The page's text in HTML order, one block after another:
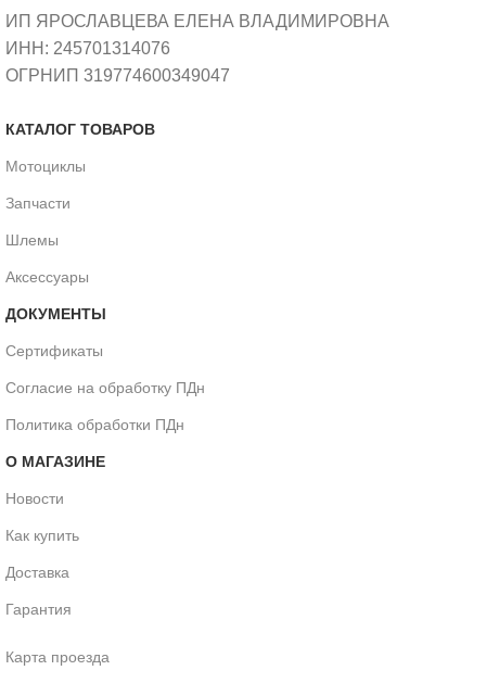
ИП ЯРОСЛАВЦЕВА ЕЛЕНА ВЛАДИМИРОВНА
ИНН: 245701314076
ОГРНИП 319774600349047
КАТАЛОГ ТОВАРОВ
Мотоциклы
Запчасти
Шлемы
Аксессуары
ДОКУМЕНТЫ
Сертификаты
Согласие на обработку ПДн
Политика обработки ПДн
О МАГАЗИНЕ
Новости
Как купить
Доставка
Гарантия
Карта проезда